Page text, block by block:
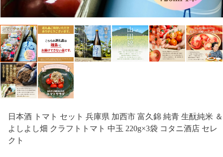
日本酒 トマト セット 兵庫県 加西市 富久錦 純青 生酛純米 ＆
よしよし畑 クラフトトマト 中玉 220g×3袋 コタニ酒店 セレ
クト